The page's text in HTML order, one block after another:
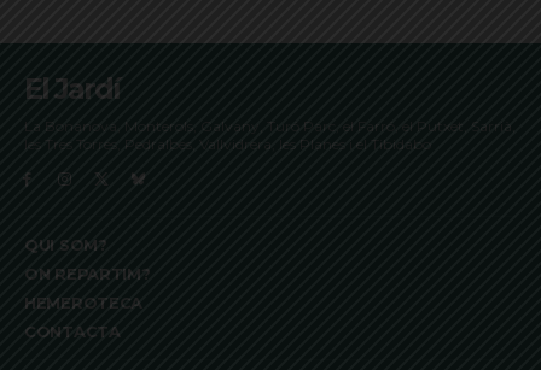
El Jardí
La Bonanova, Monterols, Galvany, Turó Parc, el Farró, el Putxet, Sarrià,
les Tres Torres, Pedralbes, Vallvidrera, les Planes i el Tibidabo
QUI SOM?
ON REPARTIM?
HEMEROTECA
CONTACTA